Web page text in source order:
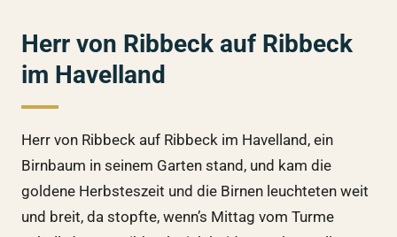
Herr von Ribbeck auf Ribbeck
im Havelland
Herr von Ribbeck auf Ribbeck im Havelland, ein
Birnbaum in seinem Garten stand, und kam die
goldene Herbsteszeit und die Birnen leuchteten weit
und breit, da stopfte, wenn’s Mittag vom Turme